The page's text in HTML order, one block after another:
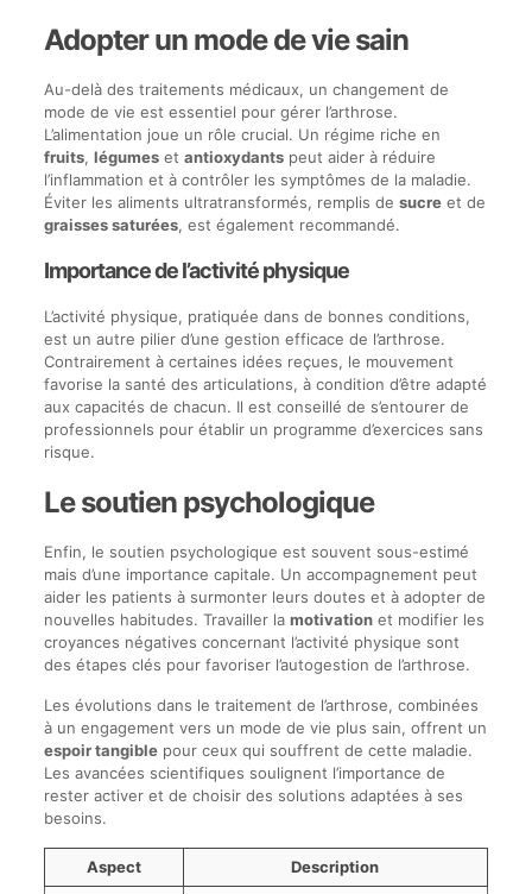
Adopter un mode de vie sain
Au-delà des traitements médicaux, un changement de
mode de vie est essentiel pour gérer l’arthrose.
L’alimentation joue un rôle crucial. Un régime riche en
fruits, légumeset antioxydantspeut aider à réduire
l’inflammation et à contrôler les symptômes de la maladie.
Éviter les aliments ultratransformés, remplis de sucreet de
graisses saturées, est également recommandé.
Importance de l’activité physique
L’activité physique, pratiquée dans de bonnes conditions,
est un autre pilier d’une gestion efficace de l’arthrose.
Contrairement à certaines idées reçues, le mouvement
favorise la santé des articulations, à condition d’être adapté
aux capacités de chacun. Il est conseillé de s’entourer de
professionnels pour établir un programme d’exercices sans
risque.
Le soutien psychologique
Enfin, le soutien psychologique est souvent sous-estimé
mais d’une importance capitale. Un accompagnement peut
aider les patients à surmonter leurs doutes et à adopter de
nouvelles habitudes. Travailler la motivationet modifier les
croyances négatives concernant l’activité physique sont
des étapes clés pour favoriser l’autogestion de l’arthrose.
Les évolutions dans le traitement de l’arthrose, combinées
à un engagement vers un mode de vie plus sain, offrent un
espoir tangiblepour ceux qui souffrent de cette maladie.
Les avancées scientifiques soulignent l’importance de
rester activer et de choisir des solutions adaptées à ses
besoins.
Aspect Description